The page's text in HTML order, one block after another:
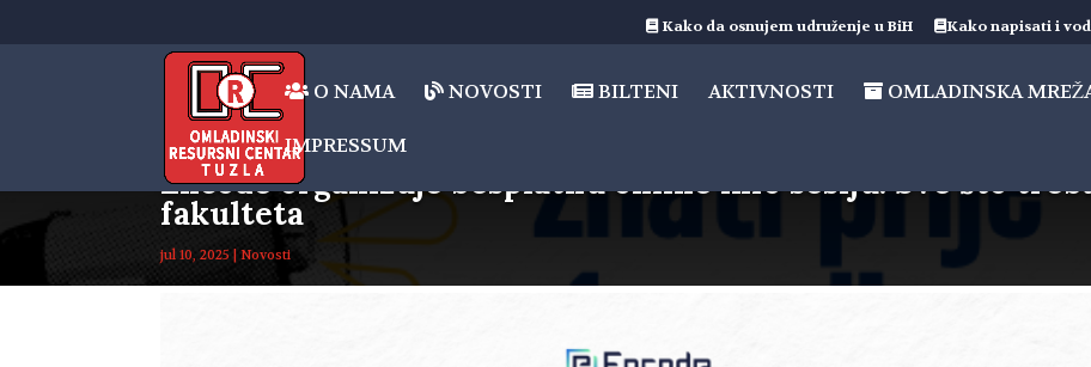
Kako da osnujem udruženje u BiH Kako napisati i
O NAMA NOVOSTI BILTENI AKTIVNOSTI OMLADINSKA
IMPRESSUM
Encode organizuje besplatnu online info sesiju: Sve što
fakulteta
jul 10, 2025 |Novosti